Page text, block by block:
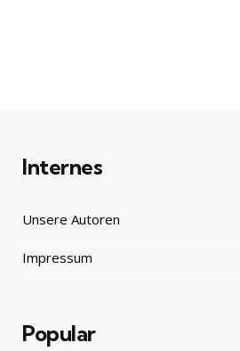
Internes
Unsere Autoren
Impressum
Popular